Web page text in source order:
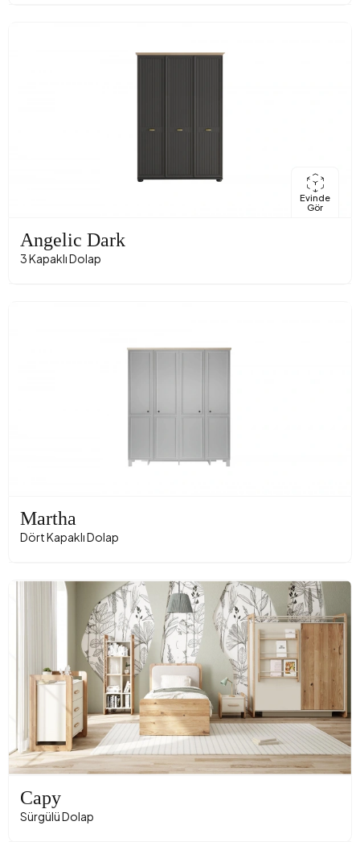
Evinde
Gör
Angelic Dark
3 Kapaklı Dolap
Martha
Dört Kapaklı Dolap
Capy
Sürgülü Dolap